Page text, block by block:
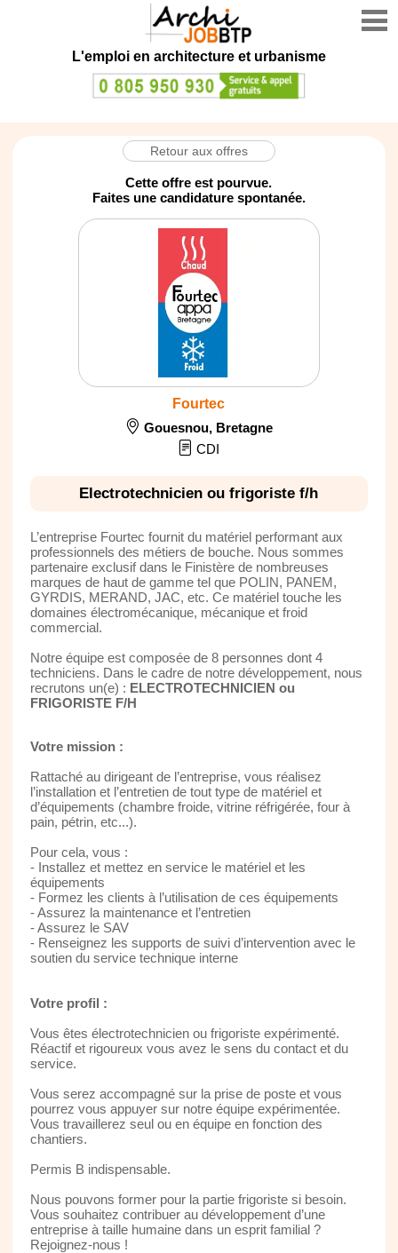
L'emploi en architecture et urbanisme
Retour aux offres
Cette offre est pourvue.
Faites une candidature spontanée.
Fourtec
Gouesnou, Bretagne
CDI
Electrotechnicien ou frigoriste f/h
L’entreprise Fourtec fournit du matériel performant aux
professionnels des métiers de bouche. Nous sommes
partenaire exclusif dans le Finistère de nombreuses
marques de haut de gamme tel que POLIN, PANEM,
GYRDIS, MERAND, JAC, etc. Ce matériel touche les
domaines électromécanique, mécanique et froid
commercial.
Notre équipe est composée de 8 personnes dont 4
techniciens. Dans le cadre de notre développement, nous
recrutons un(e) : ELECTROTECHNICIEN ou
FRIGORISTE F/H
Votre mission :
Rattaché au dirigeant de l’entreprise, vous réalisez
l’installation et l’entretien de tout type de matériel et
d’équipements (chambre froide, vitrine réfrigérée, four à
pain, pétrin, etc...).
Pour cela, vous :
- Installez et mettez en service le matériel et les
équipements
- Formez les clients à l’utilisation de ces équipements
- Assurez la maintenance et l’entretien
- Assurez le SAV
- Renseignez les supports de suivi d’intervention avec le
soutien du service technique interne
Votre profil :
Vous êtes électrotechnicien ou frigoriste expérimenté.
Réactif et rigoureux vous avez le sens du contact et du
service.
Vous serez accompagné sur la prise de poste et vous
pourrez vous appuyer sur notre équipe expérimentée.
Vous travaillerez seul ou en équipe en fonction des
chantiers.
Permis B indispensable.
Nous pouvons former pour la partie frigoriste si besoin.
Vous souhaitez contribuer au développement d’une
entreprise à taille humaine dans un esprit familial ?
Rejoignez-nous !